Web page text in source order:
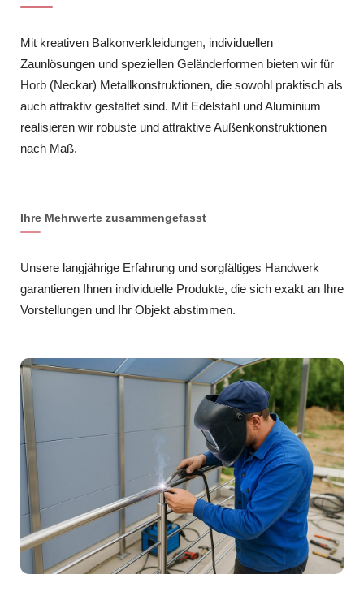
Mit kreativen Balkonverkleidungen, individuellen
Zaunlösungen und speziellen Geländerformen bieten wir für
Horb (Neckar) Metallkonstruktionen, die sowohl praktisch als
auch attraktiv gestaltet sind. Mit Edelstahl und Aluminium
realisieren wir robuste und attraktive Außenkonstruktionen
nach Maß.
Ihre Mehrwerte zusammengefasst
Unsere langjährige Erfahrung und sorgfältiges Handwerk
garantieren Ihnen individuelle Produkte, die sich exakt an Ihre
Vorstellungen und Ihr Objekt abstimmen.